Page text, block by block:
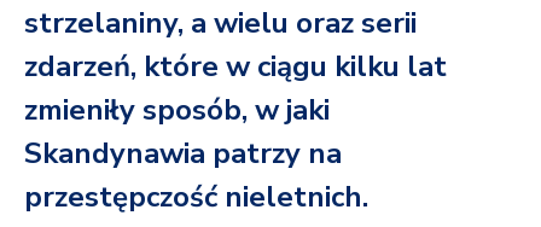
strzelaniny, a wielu oraz serii
zdarzeń, które w ciągu kilku lat
zmieniły sposób, w jaki
Skandynawia patrzy na
przestępczość nieletnich.